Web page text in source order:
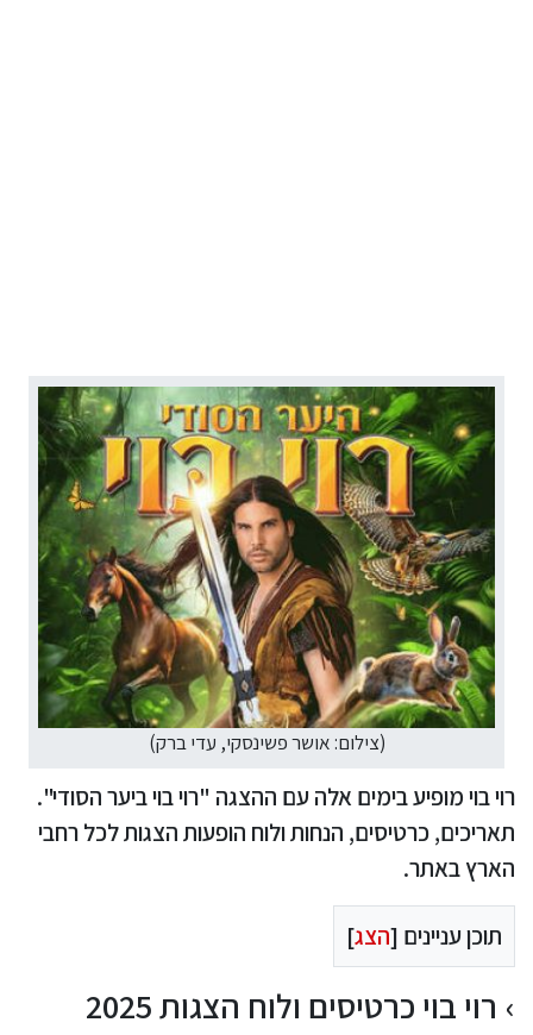
(צילום: אושר פשינסקי, עדי ברק)
רוי בוי מופיע בימים אלה עם ההצגה "רוי בוי ביער הסודי".
תאריכים, כרטיסים, הנחות ולוח הופעות הצגות לכל רחבי
הארץ באתר.
תוכן עניינים [הצג]
רוי בוי כרטיסים ולוח הצגות 2025